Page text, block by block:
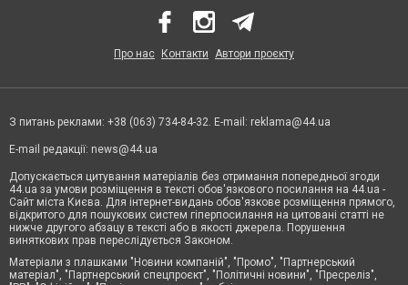
Про нас Контакти Автори проєкту
З питань реклами: +38 (063) 734-84-32. E-mail: reklama@44.ua
E-mail редакції: news@44.ua
Допускається цитування матеріалів без отримання попередньої згоди
44.ua за умови розміщення в тексті обов'язкового посилання на 44.ua -
Сайт міста Києва. Для інтернет-видань обов'язкове розміщення прямого,
відкритого для пошукових систем гіперпосилання на цитовані статті не
нижче другого абзацу в тексті або в якості джерела. Порушення
виняткових прав переслідується Законом.
Матеріали з плашками "Новини компаній", "Промо", "Партнерський
матеріал", "Партнерський спецпроєкт", "Політичні новини", "Пресреліз",